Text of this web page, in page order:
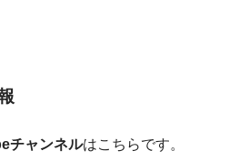
チャンネルはこちらです。